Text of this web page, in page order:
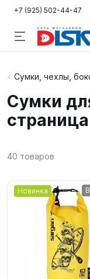
+7 (925) 502-44-47
Подводная
Дайвинг
Пляж
Фридайвинг
Детям
Бассейн
SUP-
Сумки, чехлы,
Сумки
40 товаров
Новинка